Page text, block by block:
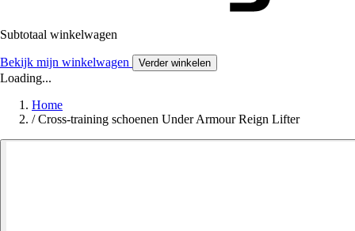
Subtotaal winkelwagen
Bekijk mijn winkelwagen Verder winkelen
Loading...
Home
/ Cross-training schoenen Under Armour Reign Lifter